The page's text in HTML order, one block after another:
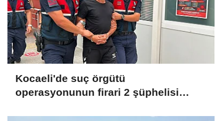
Kocaeli'de suç örgütü
operasyonunun firari 2 şüphelisi